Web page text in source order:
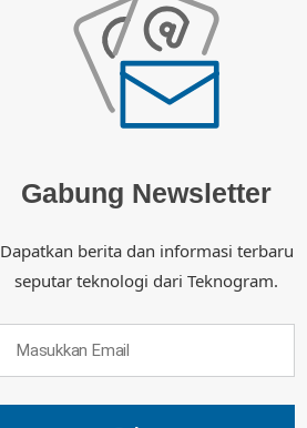
Gabung Newsletter
Dapatkan berita dan informasi terbaru
seputar teknologi dari Teknogram.